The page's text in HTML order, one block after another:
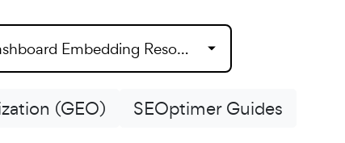
Dashboard Embedding Resources
(GEO) SEOptimer Guides